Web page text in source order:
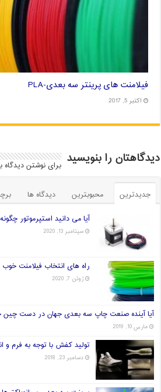
فیلامنت های پرینتر سه بعدی-PLA
اکتبر 5, 2017
دیدگاهتان را بنویسید برای نوشتن دیدگاه
جدیدترین محبوبترین دیدگاه ها
آیا می دانید استپرموتور
سپتامبر 13, 2020
راه های انتخاب فیلامنت
ژوئن 7, 2020
آیا آینده صنعت چاپ سه بعدی جهان در دست چین
مارس 10, 2019
تولید کفش با توجه به فرم و
دسامبر 23, 2018